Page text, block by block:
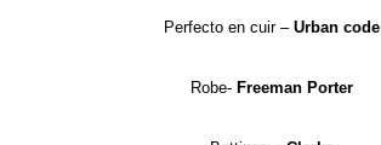
Perfecto en cuir – Urban code
Robe- Freeman Porter